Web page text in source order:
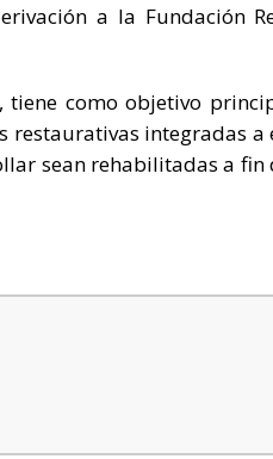
a la Fundación
tiene como objetivo
integradas a
sean rehabilitadas a